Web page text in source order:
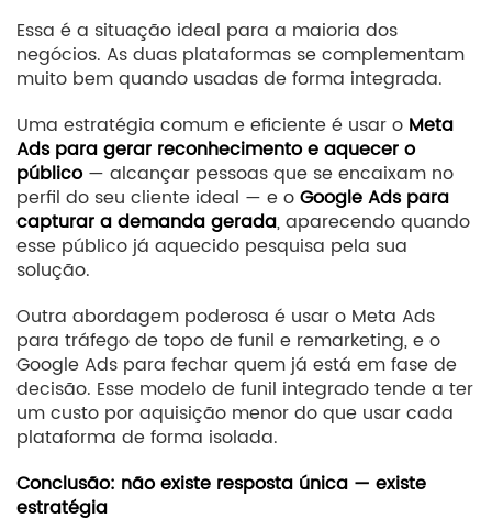
Essa é a situação ideal para a maioria dos
negócios. As duas plataformas se complementam
muito bem quando usadas de forma integrada.
Uma estratégia comum e eficiente é usar o Meta
Ads para gerar reconhecimento e aquecer o
público— alcançar pessoas que se encaixam no
perfil do seu cliente ideal — e oGoogle Ads para
capturar a demanda gerada, aparecendo quando
esse público já aquecido pesquisa pela sua
solução.
Outra abordagem poderosa é usar o Meta Ads
para tráfego de topo de funil e remarketing, e o
Google Ads para fechar quem já está em fase de
decisão. Esse modelo de funil integrado tende a ter
um custo por aquisição menor do que usar cada
plataforma de forma isolada.
Conclusão: não existe resposta única — existe
estratégia